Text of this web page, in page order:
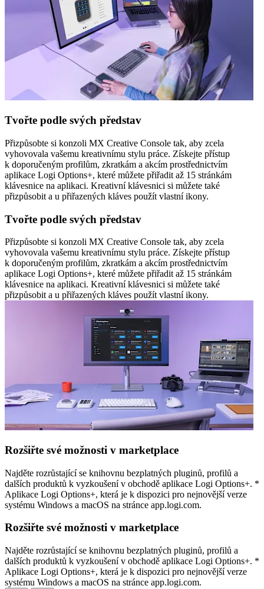
Tvořte podle svých představ
Přizpůsobte si konzoli MX Creative Console tak, aby zcela
vyhovovala vašemu kreativnímu stylu práce. Získejte přístup
k doporučeným profilům, zkratkám a akcím prostřednictvím
aplikace Logi Options+, které můžete přiřadit až 15 stránkám
klávesnice na aplikaci. Kreativní klávesnici si můžete také
přizpůsobit a u přiřazených kláves použít vlastní ikony.
Tvořte podle svých představ
Přizpůsobte si konzoli MX Creative Console tak, aby zcela
vyhovovala vašemu kreativnímu stylu práce. Získejte přístup
k doporučeným profilům, zkratkám a akcím prostřednictvím
aplikace Logi Options+, které můžete přiřadit až 15 stránkám
klávesnice na aplikaci. Kreativní klávesnici si můžete také
přizpůsobit a u přiřazených kláves použít vlastní ikony.
Rozšiřte své možnosti v marketplace
Najděte rozrůstající se knihovnu bezplatných pluginů, profilů a
dalších produktů k vyzkoušení v obchodě aplikace Logi Options+. *
Aplikace Logi Options+, která je k dispozici pro nejnovější verze
systému Windows a macOS na stránce app.logi.com.
Rozšiřte své možnosti v marketplace
Najděte rozrůstající se knihovnu bezplatných pluginů, profilů a
dalších produktů k vyzkoušení v obchodě aplikace Logi Options+. *
Aplikace Logi Options+, která je k dispozici pro nejnovější verze
systému Windows a macOS na stránce app.logi.com.